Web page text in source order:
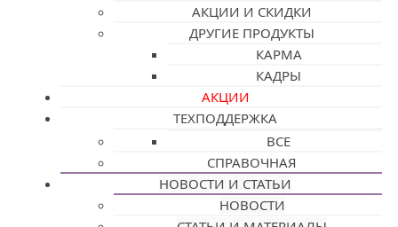
АКЦИИ И СКИДКИ
ДРУГИЕ ПРОДУКТЫ
КАРМА
КАДРЫ
АКЦИИ
ТЕХПОДДЕРЖКА
ВСЕ
СПРАВОЧНАЯ
НОВОСТИ И СТАТЬИ
НОВОСТИ